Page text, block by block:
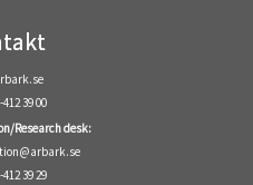
39 00
Research desk:
39 29